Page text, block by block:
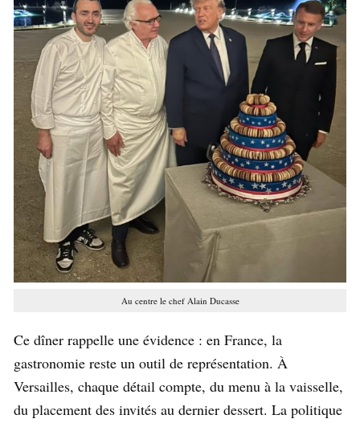
Au centre le chef Alain Ducasse
Ce dîner rappelle une évidence : en France, la
gastronomie reste un outil de représentation. À
Versailles, chaque détail compte, du menu à la vaisselle,
du placement des invités au dernier dessert. La politique